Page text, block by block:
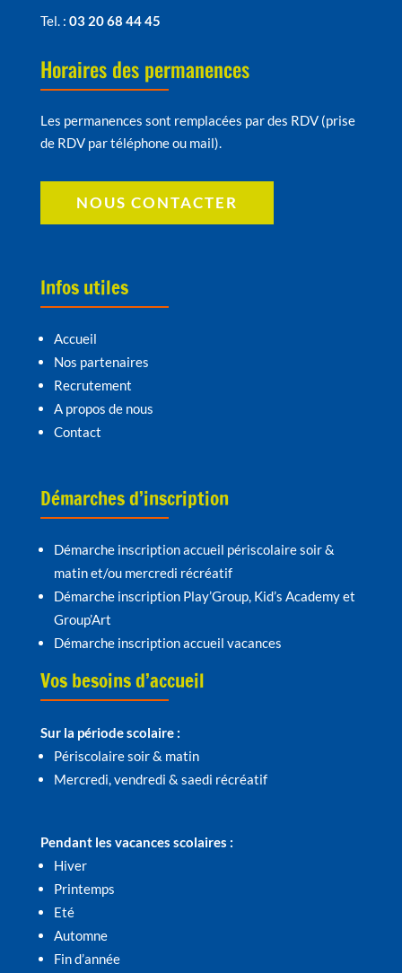
Tel. : 03 20 68 44 45
Horaires des permanences
Les permanences sont remplacées par des RDV (prise
de RDV par téléphone ou mail).
NOUS CONTACTER
Infos utiles
Accueil
Nos partenaires
Recrutement
A propos de nous
Contact
Démarches d’inscription
Démarche inscription accueil périscolaire soir &
matin et/ou mercredi récréatif
Démarche inscription Play’Group, Kid’s Academy et
Group’Art
Démarche inscription accueil vacances
Vos besoins d’accueil
Sur la période scolaire :
Périscolaire soir & matin
Mercredi, vendredi & saedi récréatif
Pendant les vacances scolaires :
Hiver
Printemps
Eté
Automne
Fin d’année